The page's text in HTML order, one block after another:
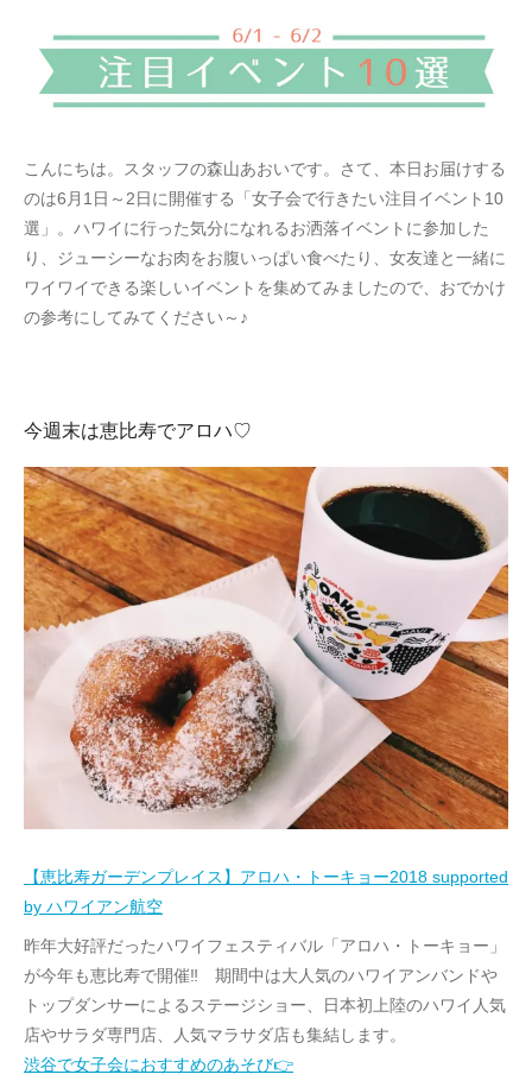
こんにちは。スタッフの森山あおいです。さて、本日お届けする
のは6月1日～2日に開催する「女子会で行きたい注目イベント10
選」。ハワイに行った気分になれるお洒落イベントに参加した
り、ジューシーなお肉をお腹いっぱい食べたり、女友達と一緒に
ワイワイできる楽しいイベントを集めてみましたので、おでかけ
の参考にしてみてください～♪
今週末は恵比寿でアロハ♡
【恵比寿ガーデンプレイス】アロハ・トーキョー2018 supported
by ハワイアン航空
昨年大好評だったハワイフェスティバル「アロハ・トーキョー」
が今年も恵比寿で開催‼ 期間中は大人気のハワイアンバンドや
トップダンサーによるステージショー、日本初上陸のハワイ人気
店やサラダ専門店、
人気マラサダ店も集結します。
渋谷で女子会におすすめのあそび👉